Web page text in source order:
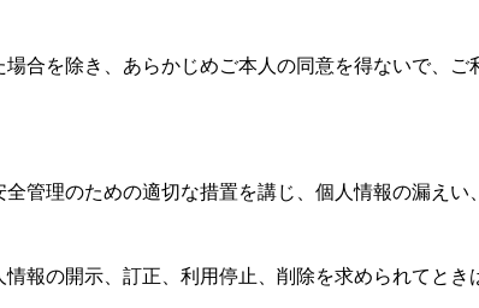
合を除き、あらかじめご本人の同意を得ないで、
管理のための適切な措置を講じ、個人情報の漏え
報の開示、訂正、利用停止、削除を求められてと